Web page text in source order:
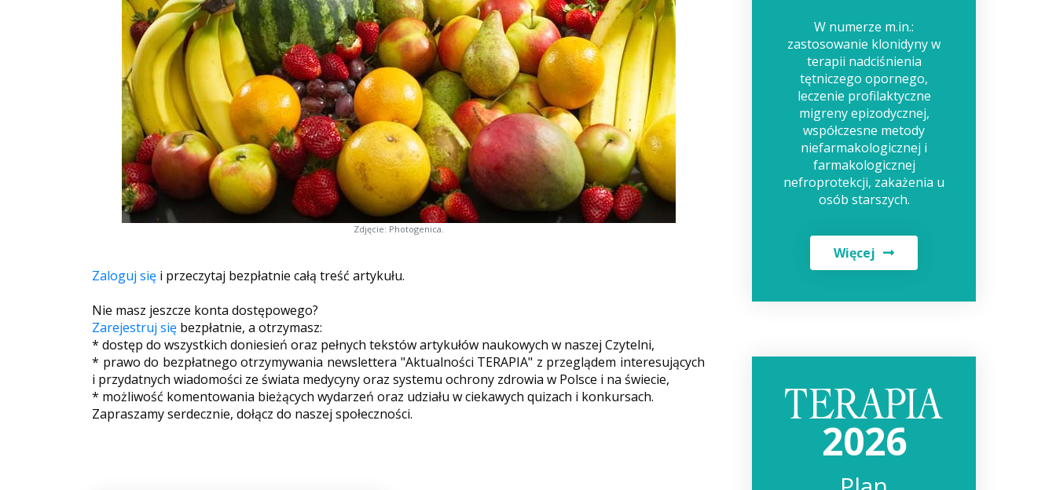
Zdjęcie: Photogenica.
Zaloguj się i przeczytaj bezpłatnie całą treść artykułu.
Nie masz jeszcze konta dostępowego?
Zarejestruj się bezpłatnie, a otrzymasz:
* dostęp do wszystkich doniesień oraz pełnych tekstów artykułów naukowych w naszej Czytelni,
* prawo do bezpłatnego otrzymywania newslettera "Aktualności TERAPIA" z przeglądem interesujących
i przydatnych wiadomości ze świata medycyny oraz systemu ochrony zdrowia w Polsce i na świecie,
* możliwość komentowania bieżących wydarzeń oraz udziału w ciekawych quizach i konkursach.
Zapraszamy serdecznie, dołącz do naszej społeczności.
W numerze m.in.:
zastosowanie klonidyny w
terapii nadciśnienia
tętniczego opornego,
leczenie profilaktyczne
migreny epizodycznej,
współczesne metody
niefarmakologicznej i
farmakologicznej
nefroprotekcji, zakażenia u
osób starszych.
Więcej
2026